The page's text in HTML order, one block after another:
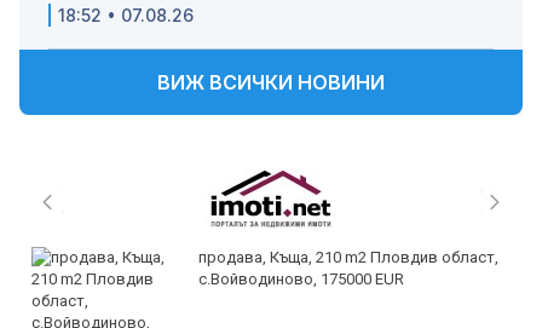
18:52 • 07.08.26
ВИЖ ВСИЧКИ НОВИНИ
продава, Къща, 210 m2 Пловдив област,
с.Войводиново, 175000 EUR